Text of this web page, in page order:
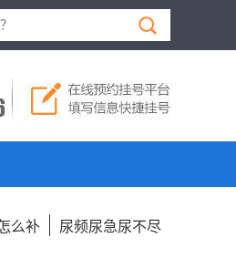
么补 尿频尿急尿不尽